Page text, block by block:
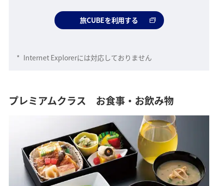
旅CUBEを利用する
* Internet Explorerには対応しておりません
プレミアムクラス お食事・お飲み物